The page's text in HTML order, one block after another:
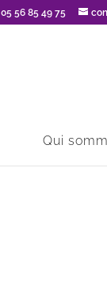
05 56 85 49 75
Qui